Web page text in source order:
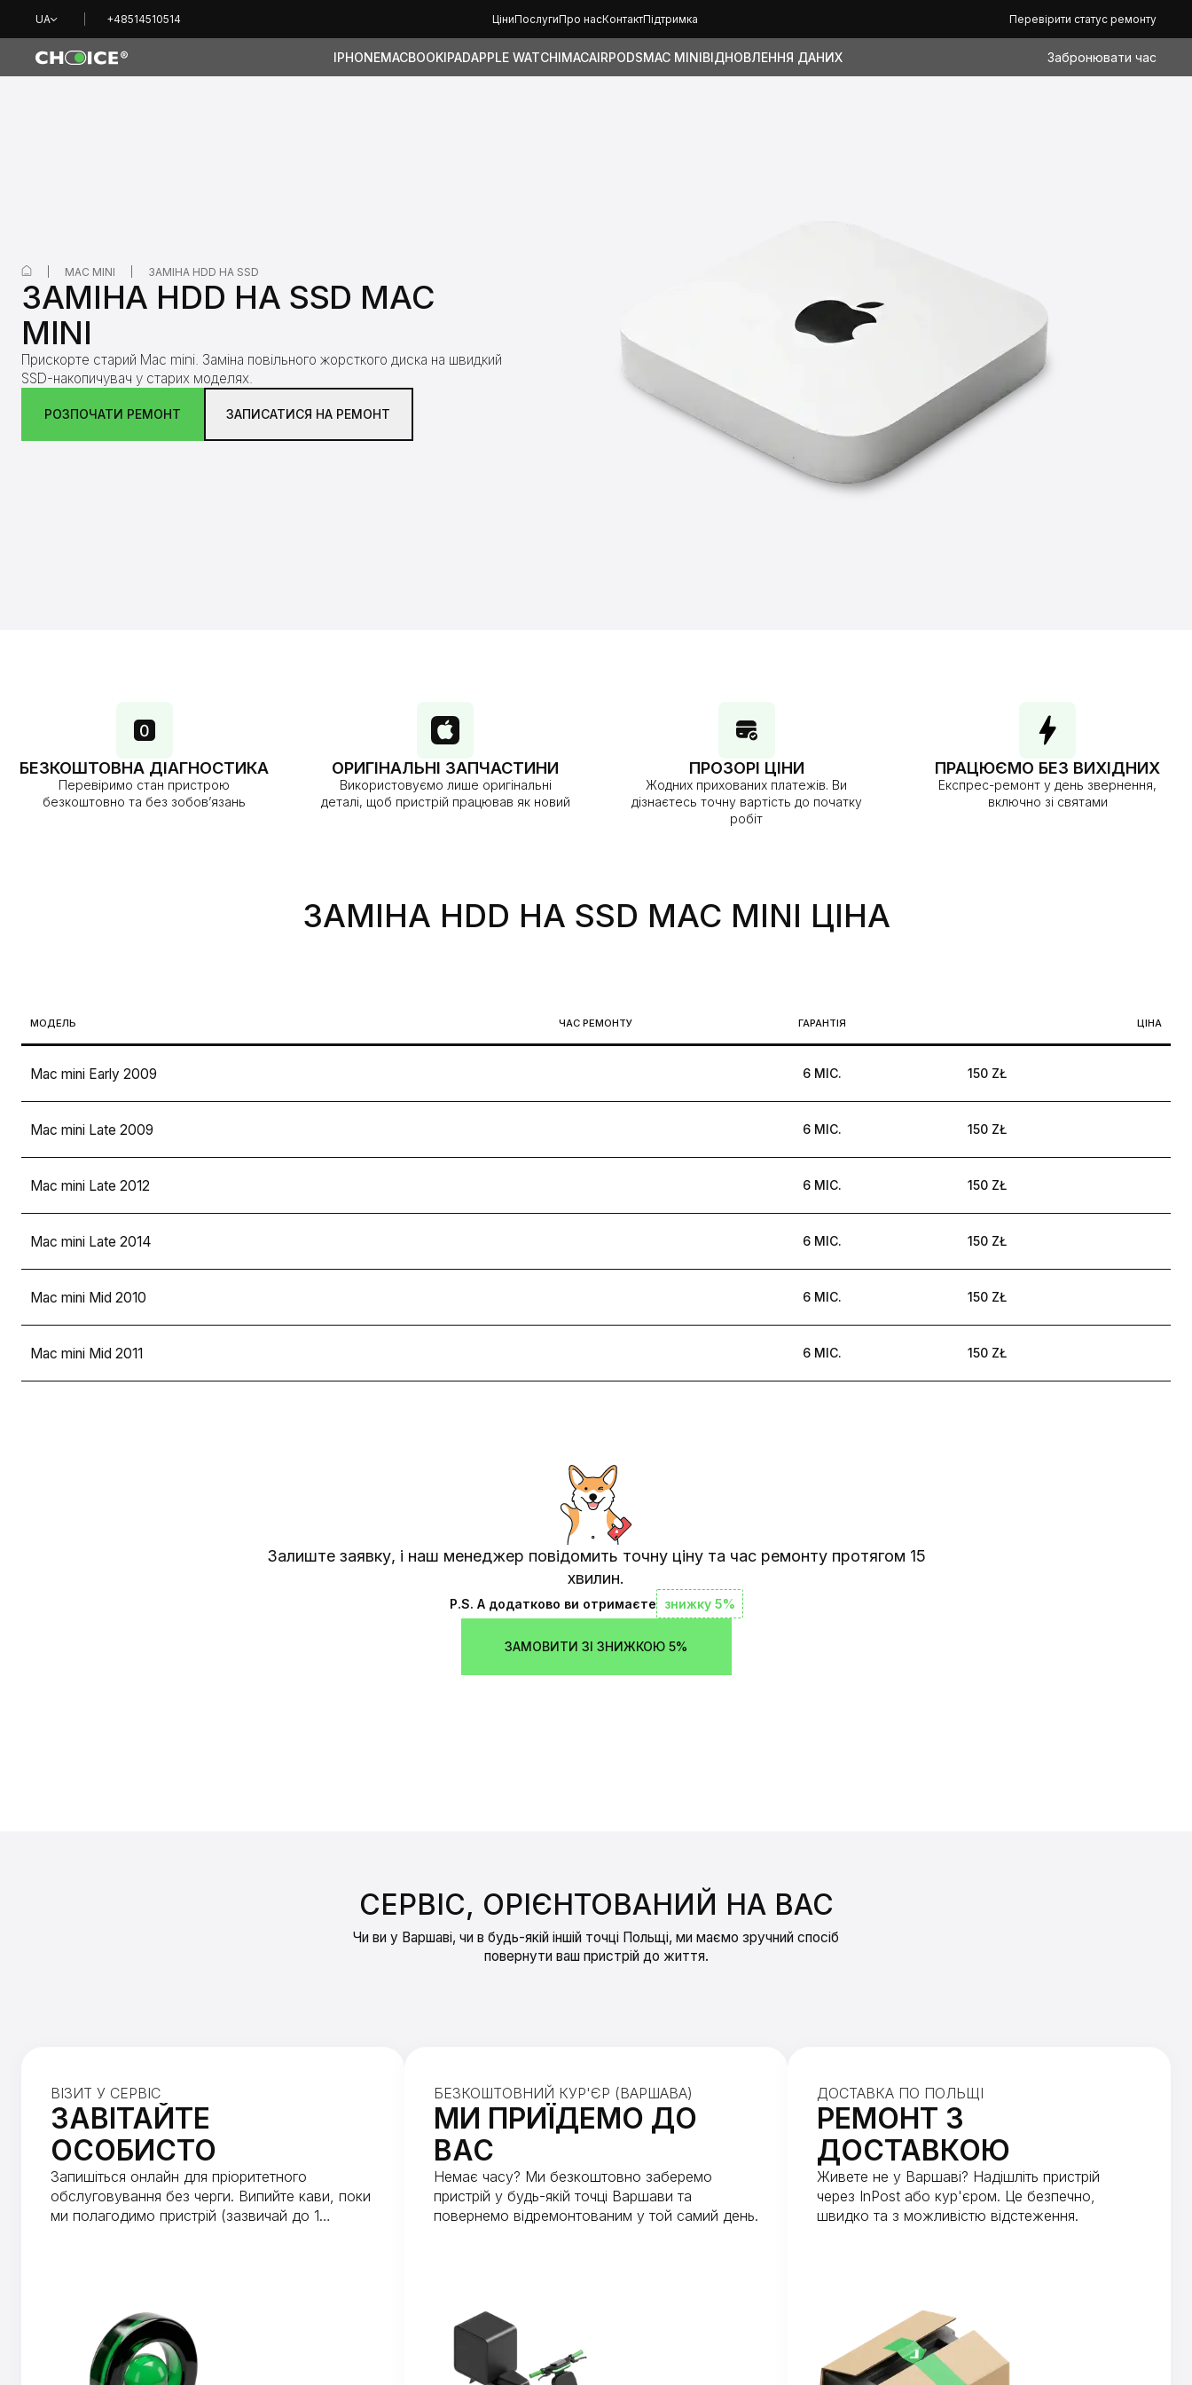
UA +48514510514 ЦіниПослугиПро насКонтактПідтримка Перевірити статус ремонту
IPHONEMACBOOKIPADAPPLE WATCHIMACAIRPODSMAC MINIВІДНОВЛЕННЯ ДАНИХ Забронювати час
MAC MINI ЗАМІНА HDD НА SSD
ЗАМІНА HDD НА SSD MAC
MINI
Прискорте старий Mac mini. Заміна повільного жорсткого диска на швидкий
SSD-накопичувач у старих моделях.
РОЗПОЧАТИ РЕМОНТ ЗАПИСАТИСЯ НА РЕМОНТ
БЕЗКОШТОВНА ДІАГНОСТИКА
Перевіримо стан пристрою
безкоштовно та без зобов’язань
ОРИГІНАЛЬНІ ЗАПЧАСТИНИ
Використовуємо лише оригінальні
деталі, щоб пристрій працював як новий
ПРОЗОРІ ЦІНИ
Жодних прихованих платежів. Ви
дізнаєтесь точну вартість до початку
робіт
ПРАЦЮЄМО БЕЗ ВИХІДНИХ
Експрес-ремонт у день звернення,
включно зі святами
ЗАМІНА HDD НА SSD MAC MINI ЦІНА
МОДЕЛЬ ЧАС РЕМОНТУ ГАРАНТІЯ ЦІНА
Mac mini Early 2009 6 МІС. 150 ZŁ
Mac mini Late 2009 6 МІС. 150 ZŁ
Mac mini Late 2012 6 МІС. 150 ZŁ
Mac mini Late 2014 6 МІС. 150 ZŁ
Mac mini Mid 2010 6 МІС. 150 ZŁ
Mac mini Mid 2011 6 МІС. 150 ZŁ
Залиште заявку, і наш менеджер повідомить точну ціну та час ремонту протягом 15
хвилин.
P.S. А додатково ви отримаєте знижку 5%
ЗАМОВИТИ ЗІ ЗНИЖКОЮ 5%
СЕРВІС, ОРІЄНТОВАНИЙ НА ВАС
Чи ви у Варшаві, чи в будь-якій іншій точці Польщі, ми маємо зручний спосіб
повернути ваш пристрій до життя.
ВІЗИТ У СЕРВІС
ЗАВІТАЙТЕ
ОСОБИСТО
Запишіться онлайн для пріоритетного
обслуговування без черги. Випийте кави, поки
ми полагодимо пристрій (зазвичай до 1
БЕЗКОШТОВНИЙ КУР'ЄР (ВАРШАВА)
МИ ПРИЇДЕМО ДО
ВАС
Немає часу? Ми безкоштовно заберемо
пристрій у будь-якій точці Варшави та
повернемо відремонтованим у той самий день.
ДОСТАВКА ПО ПОЛЬЩІ
РЕМОНТ З
ДОСТАВКОЮ
Живете не у Варшаві? Надішліть пристрій
через InPost або кур'єром. Це безпечно,
швидко та з можливістю відстеження.